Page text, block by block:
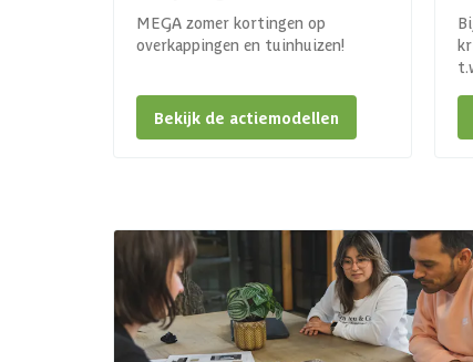
MEGA zomer kortingen op
overkappingen en tuinhuizen!
Bekijk de actiemodellen